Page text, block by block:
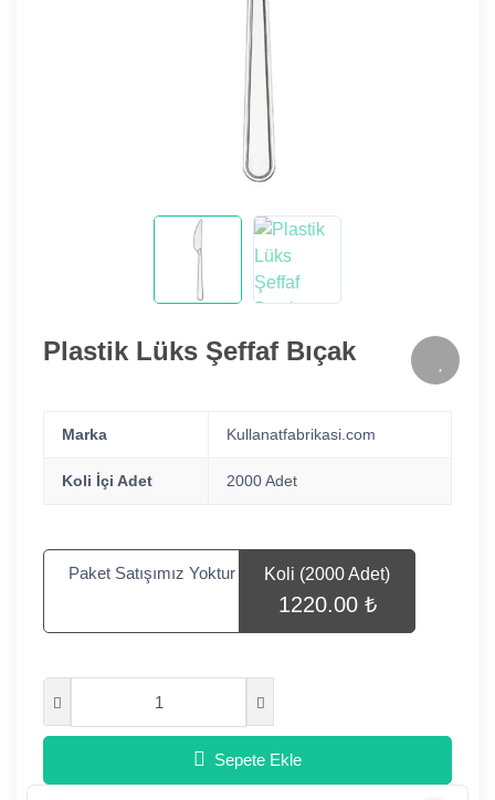
Plastik Lüks Şeffaf Bıçak
Marka Kullanatfabrikasi.com
Koli İçi Adet 2000 Adet
Paket Satışımız Yoktur Koli (2000 Adet)
1220.00 ₺
Sepete Ekle